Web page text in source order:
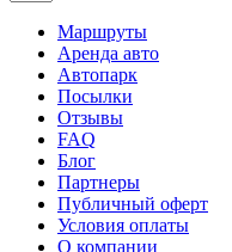
Маршруты
Аренда авто
Автопарк
Посылки
Отзывы
FAQ
Блог
Партнеры
Публичный оферт
Условия оплаты
О компании